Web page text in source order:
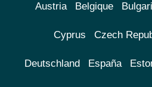
Austria Belgique
Cyprus Czech
Deutschland España